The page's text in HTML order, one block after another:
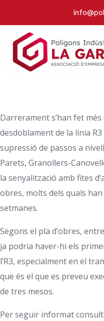
Darrerament s’han fet
desdoblament de la línia
supressió de passos a
Parets, Granollers-
la senyalització amb fites
obres, molts dels quals
setmanes.
Segons el pla d’obres,
ja podria haver-hi els
l’R3, especialment en el
que és el que es preveu
de tres mesos.
Per seguir informat